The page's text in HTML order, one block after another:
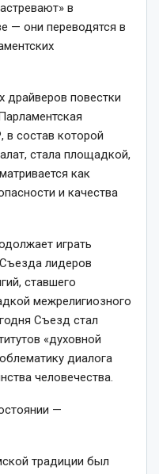
в
— они переводятся в
драйверов повестки
в состав которой
стала площадкой,
как
и качества
играть
лидеров
ставшего
межрелигиозного
Съезд стал
«духовной
диалога
человечества.
—
традиции был